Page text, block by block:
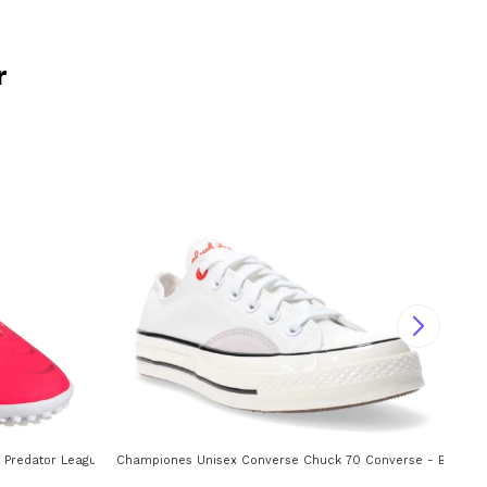
League Ft Jr Adidas - Rojo - Negro
Championes Unisex Converse Chuck 70 Converse - Blanco